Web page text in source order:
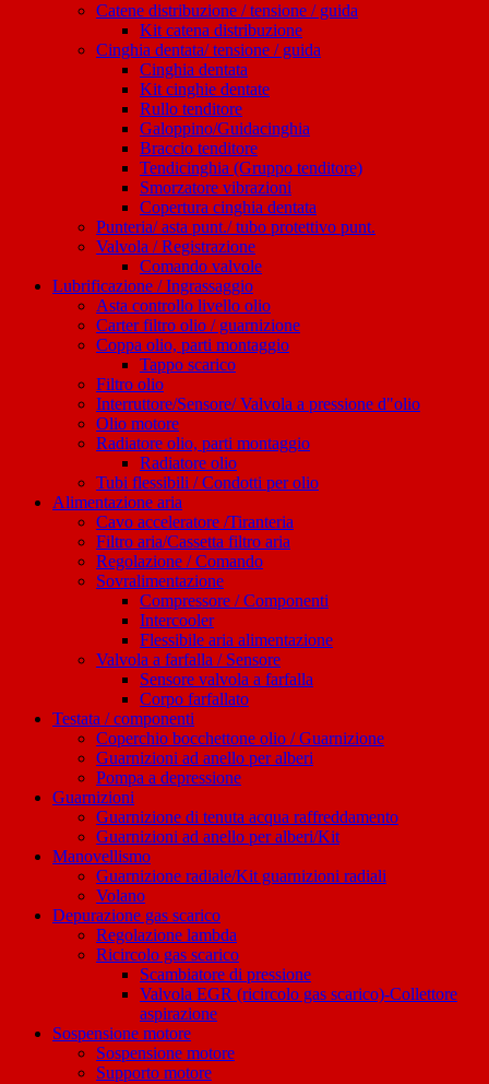
Catene distribuzione / tensione / guida
Kit catena distribuzione
Cinghia dentata/ tensione / guida
Cinghia dentata
Kit cinghie dentate
Rullo tenditore
Galoppino/Guidacinghia
Braccio tenditore
Tendicinghia (Gruppo tenditore)
Smorzatore vibrazioni
Copertura cinghia dentata
Punteria/ asta punt./ tubo protettivo punt.
Valvola / Registrazione
Comando valvole
Lubrificazione / Ingrassaggio
Asta controllo livello olio
Carter filtro olio / guarnizione
Coppa olio, parti montaggio
Tappo scarico
Filtro olio
Interruttore/Sensore/ Valvola a pressione d"olio
Olio motore
Radiatore olio, parti montaggio
Radiatore olio
Tubi flessibili / Condotti per olio
Alimentazione aria
Cavo acceleratore /Tiranteria
Filtro aria/Cassetta filtro aria
Regolazione / Comando
Sovralimentazione
Compressore / Componenti
Intercooler
Flessibile aria alimentazione
Valvola a farfalla / Sensore
Sensore valvola a farfalla
Corpo farfallato
Testata / componenti
Coperchio bocchettone olio / Guarnizione
Guarnizioni ad anello per alberi
Pompa a depressione
Guarnizioni
Guarnizione di tenuta acqua raffreddamento
Guarnizioni ad anello per alberi/Kit
Manovellismo
Guarnizione radiale/Kit guarnizioni radiali
Volano
Depurazione gas scarico
Regolazione lambda
Ricircolo gas scarico
Scambiatore di pressione
Valvola EGR (ricircolo gas scarico)-Collettore
aspirazione
Sospensione motore
Sospensione motore
Supporto motore